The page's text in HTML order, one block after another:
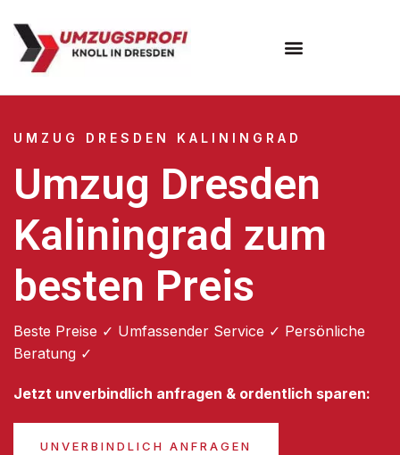
UMZUG DRESDEN KALININGRAD
Umzug Dresden
Kaliningrad zum
besten Preis
Beste Preise ✓ Umfassender Service ✓ Persönliche
Beratung ✓
Jetzt unverbindlich anfragen & ordentlich sparen:
UNVERBINDLICH ANFRAGEN